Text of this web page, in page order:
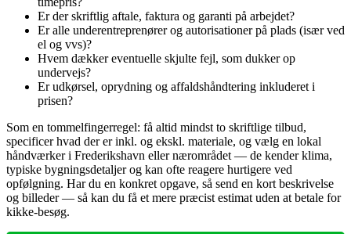
Er der skriftlig aftale, faktura og garanti på arbejdet?
Er alle underentreprenører og autorisationer på plads (især ved
el og vvs)?
Hvem dækker eventuelle skjulte fejl, som dukker op
undervejs?
Er udkørsel, oprydning og affaldshåndtering inkluderet i
prisen?
Som en tommelfingerregel: få altid mindst to skriftlige tilbud,
specificer hvad der er inkl. og ekskl. materiale, og vælg en lokal
håndværker i Frederikshavn eller nærområdet — de kender klima,
typiske bygningsdetaljer og kan ofte reagere hurtigere ved
opfølgning. Har du en konkret opgave, så send en kort beskrivelse
og billeder — så kan du få et mere præcist estimat uden at betale for
kikke‑besøg.